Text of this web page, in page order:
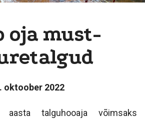
oja must-
oktoober 2022
talguhooaja võimsaks